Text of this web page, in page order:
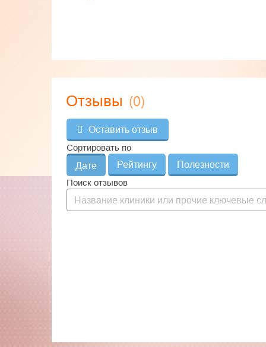
Отзывы (0)
Оставить отзыв
Сортировать по
Дате
Рейтингу
Полезности
Поиск отзывов